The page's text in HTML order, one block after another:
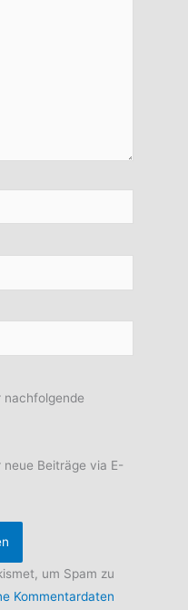
nachfolgende
Beiträge via E-
um Spam zu
Kommentardaten